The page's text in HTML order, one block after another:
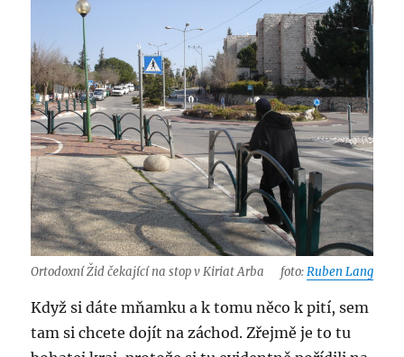
Ortodoxní Žid čekající na stop v Kiriat Arba foto:Ruben Lang
Když si dáte mňamku a k tomu něco k pití, sem
tam si chcete dojít na záchod. Zřejmě je to tu